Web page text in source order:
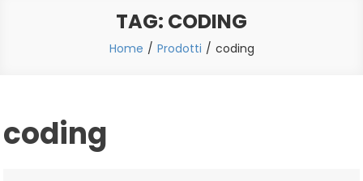
TAG: CODING
Home Prodotti coding
coding